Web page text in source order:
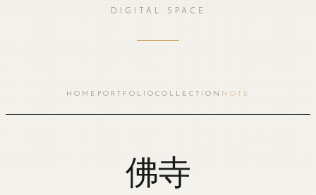
DIGITAL SPACE
HOME PORTFOLIO COLLECTION NOTE
佛寺